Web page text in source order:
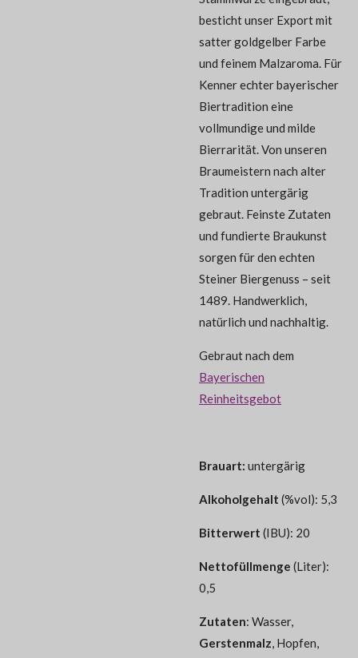
besticht unser Export mit
satter goldgelber Farbe
und feinem Malzaroma. Für
Kenner echter bayerischer
Biertradition eine
vollmundige und milde
Bierrarität. Von unseren
Braumeistern nach alter
Tradition untergärig
gebraut. Feinste Zutaten
und fundierte Braukunst
sorgen für den echten
Steiner Biergenuss – seit
1489. Handwerklich,
natürlich und nachhaltig.
Gebraut nach dem
Bayerischen
Reinheitsgebot
Brauart: untergärig
Alkoholgehalt (%vol): 5,3
Bitterwert (IBU): 20
Nettofüllmenge (Liter):
0,5
Zutaten: Wasser,
Gerstenmalz , Hopfen,